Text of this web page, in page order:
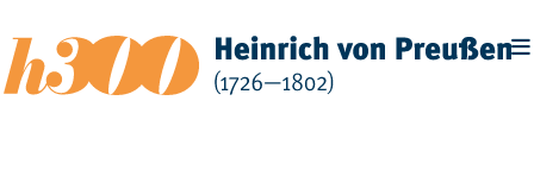
Inhalt
springen